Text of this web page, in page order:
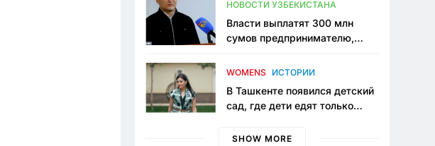
НОВОСТИ УЗБЕКИСТАНА
Власти выплатят 300 млн
сумов предпринимателю,
тюрьме по незаконному
WOMENS ИСТОРИИ
В Ташкенте появился детский
сад, где дети едят только
мама, которая устала просить
SHOW MORE